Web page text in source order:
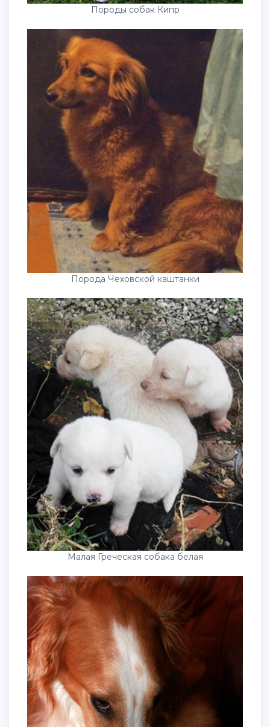
Породы собак Кипр
Порода Чеховской каштанки
Малая Греческая собака белая